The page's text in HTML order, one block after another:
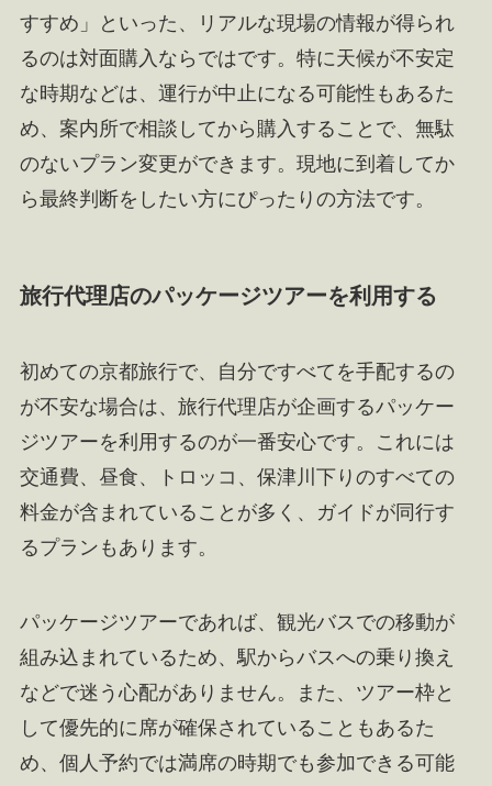
すすめ」といった、リアルな現場の情報が得られ
るのは対面購入ならではです。特に天候が不安定
な時期などは、運行が中止になる可能性もあるた
め、案内所で相談してから購入することで、無駄
のないプラン変更ができます。現地に到着してか
ら最終判断をしたい方にぴったりの方法です。
旅行代理店のパッケージツアーを利用する
初めての京都旅行で、自分ですべてを手配するの
が不安な場合は、旅行代理店が企画するパッケー
ジツアーを利用するのが一番安心です。これには
交通費、昼食、トロッコ、保津川下りのすべての
料金が含まれていることが多く、ガイドが同行す
るプランもあります。
パッケージツアーであれば、観光バスでの移動が
組み込まれているため、駅からバスへの乗り換え
などで迷う心配がありません。また、ツアー枠と
して優先的に席が確保されていることもあるた
め、個人予約では満席の時期でも参加できる可能